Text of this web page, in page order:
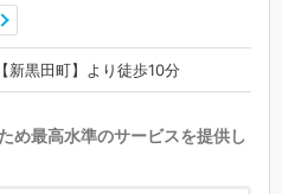
新黒田町】より徒歩10分
め最高水準のサービスを提供し